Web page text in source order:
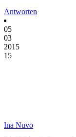
Antworten
05
03
2015
15
Ina Nuvo